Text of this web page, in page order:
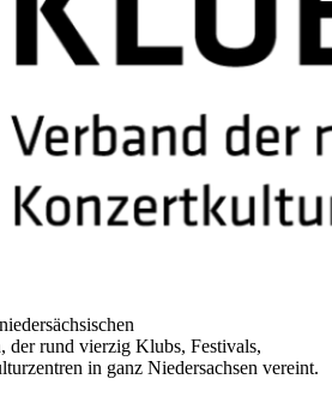
der rund vierzig Klubs, Festivals,
in ganz Niedersachsen vereint.